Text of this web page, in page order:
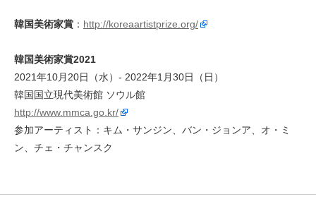
韓国美術家賞 ： http://koreaartistprize.org/
韓国美術家賞2021
2021年10月20日（水）- 2022年1月30日（日）
韓国国立現代美術館 ソウル館
http://www.mmca.go.kr/
参加アーティスト：キム・サンジン、バン・ジョンア、オ・ミ
ン、チェ・チャンスク